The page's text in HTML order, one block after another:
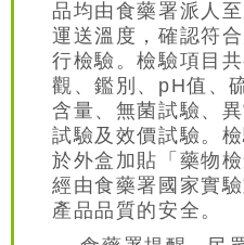
品均由食藥署派人
運送溫度，確認符
行檢驗。檢驗項目
觀、鑑別、pH值、
含量、無菌試驗、
試驗及效價試驗。
於外盒加貼「藥物
經由食藥署國家實
產品品質的安全。